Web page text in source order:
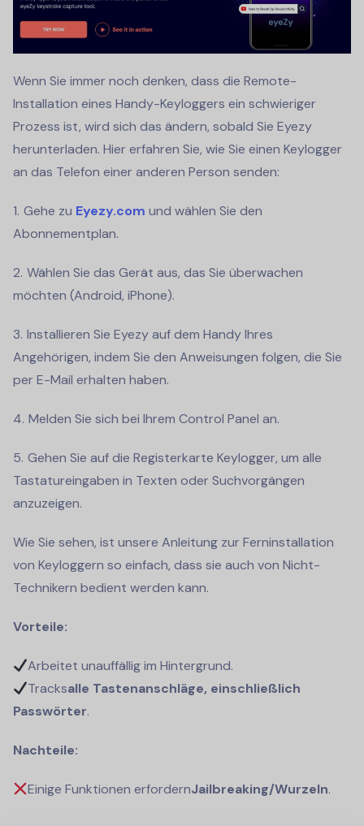
Wenn Sie immer noch denken, dass die Remote-
Installation eines Handy-Keyloggers ein schwieriger
Prozess ist, wird sich das ändern, sobald Sie Eyezy
herunterladen. Hier erfahren Sie, wie Sie einen Keylogger
an das Telefon einer anderen Person senden:
Gehe zu Eyezy.com und wählen Sie den
Abonnementplan.
Wählen Sie das Gerät aus, das Sie überwachen
möchten (Android, iPhone).
Installieren Sie Eyezy auf dem Handy Ihres
Angehörigen, indem Sie den Anweisungen folgen, die Sie
per E-Mail erhalten haben.
Melden Sie sich bei Ihrem Control Panel an.
Gehen Sie auf die Registerkarte Keylogger, um alle
Tastatureingaben in Texten oder Suchvorgängen
anzuzeigen.
Wie Sie sehen, ist unsere Anleitung zur Ferninstallation
von Keyloggern so einfach, dass sie auch von Nicht-
Technikern bedient werden kann.
Vorteile:
Arbeitet unauffällig im Hintergrund.
Tracksalle Tastenanschläge, einschließlich
Passwörter.
Nachteile:
Einige Funktionen erfordernJailbreaking/Wurzeln.